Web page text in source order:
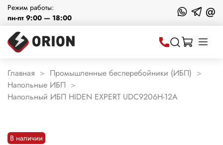
Режим работы:
пн-пт 9:00 — 18:00
@
Главная
Промышленные бесперебойники (ИБП)
Напольные ИБП
Напольный ИБП HIDEN EXPERT UDC9206H-12A
В наличии